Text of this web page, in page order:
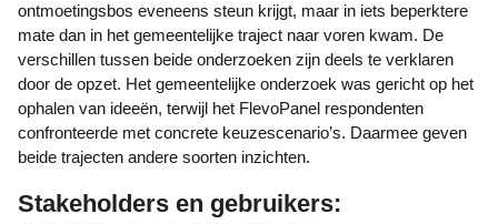
ontmoetingsbos eveneens steun krijgt, maar in iets beperktere
mate dan in het gemeentelijke traject naar voren kwam. De
verschillen tussen beide onderzoeken zijn deels te verklaren
door de opzet. Het gemeentelijke onderzoek was gericht op het
ophalen van ideeën, terwijl het FlevoPanel respondenten
confronteerde met concrete keuzescenario’s. Daarmee geven
beide trajecten andere soorten inzichten.
Stakeholders en gebruikers: